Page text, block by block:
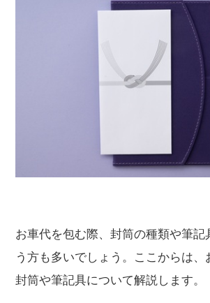
お車代を包む際、封筒の種類や筆記
う方も多いでしょう。ここからは、
封筒や筆記具について解説します。